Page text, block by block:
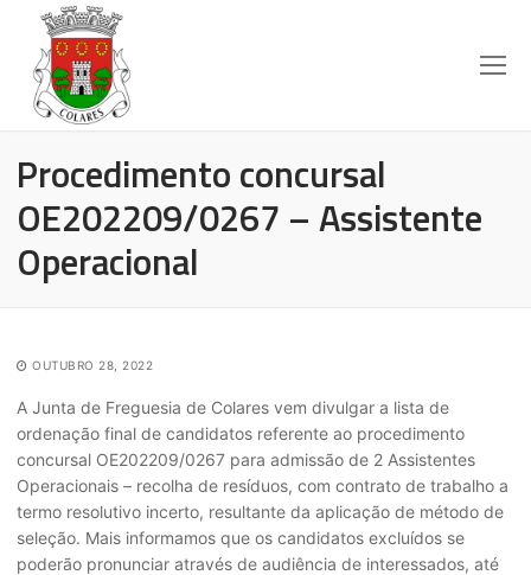
Procedimento concursal
OE202209/0267 – Assistente
Operacional
OUTUBRO 28, 2022
A Junta de Freguesia de Colares vem divulgar a lista de
ordenação final de candidatos referente ao procedimento
concursal OE202209/0267 para admissão de 2 Assistentes
Operacionais – recolha de resíduos, com contrato de trabalho a
termo resolutivo incerto, resultante da aplicação de método de
seleção. Mais informamos que os candidatos excluídos se
poderão pronunciar através de audiência de interessados, até